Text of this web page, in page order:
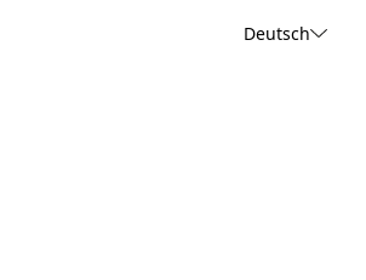
Deutsch